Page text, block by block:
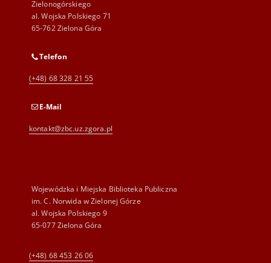
Zielonogórskiego
al. Wojska Polskiego 71
65-762 Zielona Góra
Telefon
(+48) 68 328 21 55
E-Mail
kontakt@zbc.uz.zgora.pl
Wojewódzka i Miejska Biblioteka Publiczna
im. C. Norwida w Zielonej Górze
al. Wojska Polskiego 9
65-077 Zielona Góra
(+48) 68 453 26 06